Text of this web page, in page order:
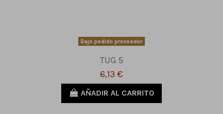
Bajo pedido proveedor
TUG 5
6,13 €
AÑADIR AL CARRITO